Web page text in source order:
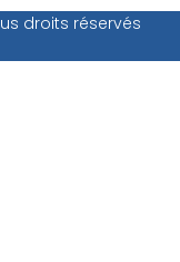
droits réservés